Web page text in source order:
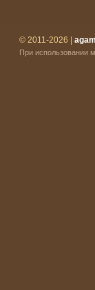
© 2011-2026 |
При использовании